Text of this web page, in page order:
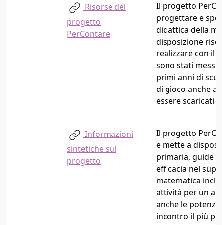
Risorse del
progetto
PerContare
Il progetto
progettare e
didattica della
disposizione
realizzare con il
sono stati messi
primi anni di
di gioco anche
essere scaricati
Informazioni
sintetiche sul
progetto
Il progetto
e mette a
primaria, guide
efficacia nel
matematica
attività per un
anche le
incontro il più